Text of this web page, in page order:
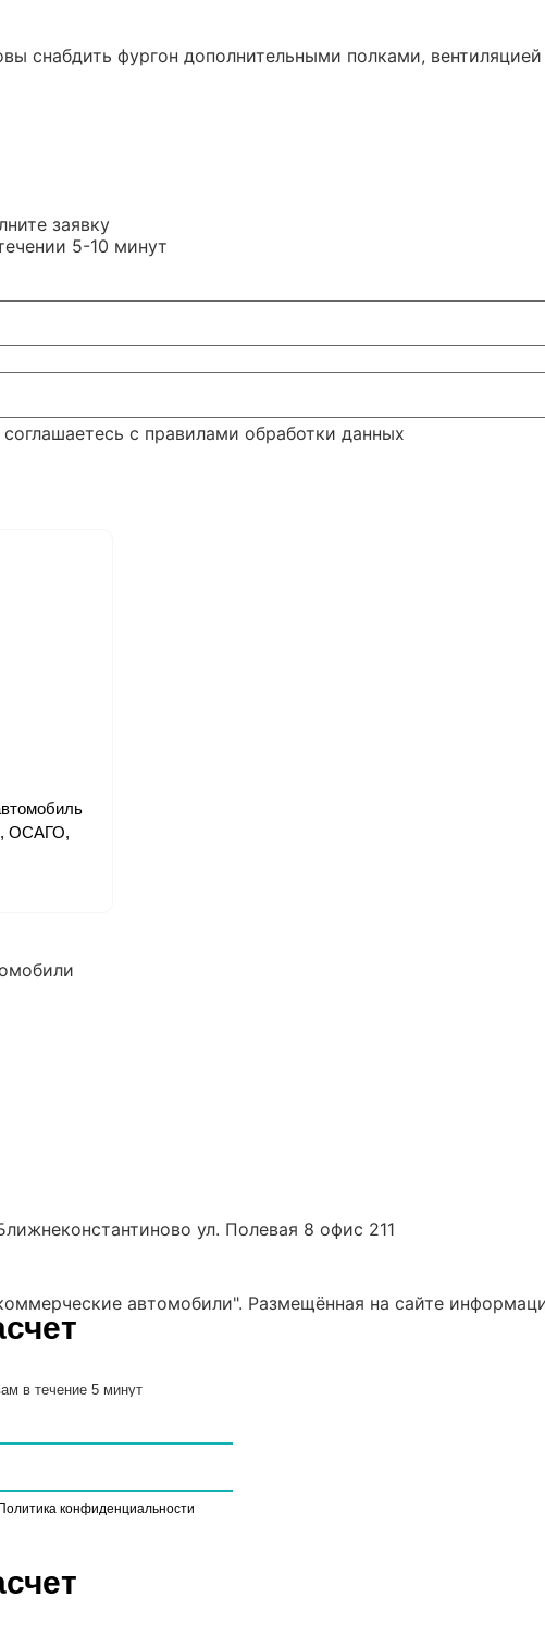
снабдить фургон дополнительными полками,
заявку
5-10 минут
c правилами обработки данных
ОСАГО,
ул. Полевая 8 офис 211
автомобили". Размещённая на сайте
в течение 5 минут
конфиденциальности